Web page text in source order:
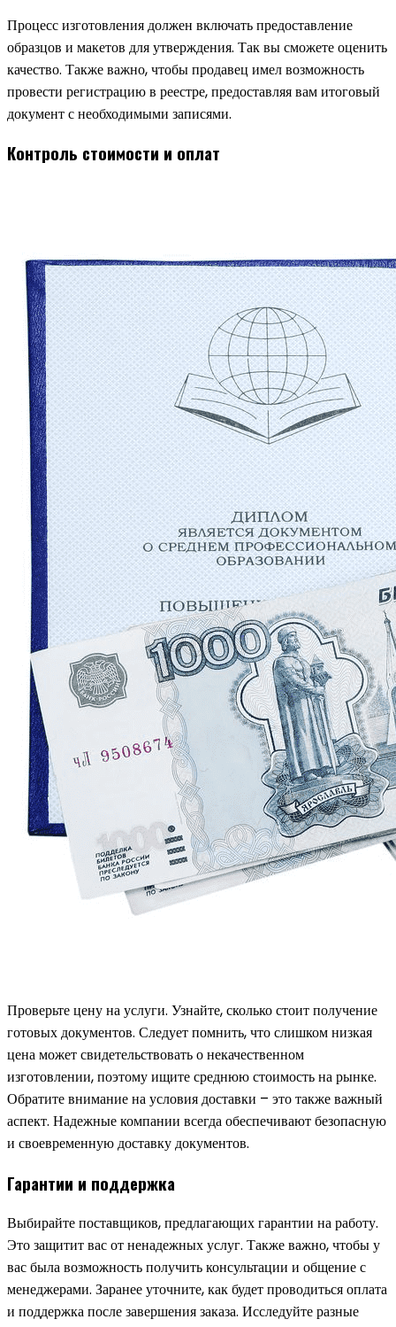
Процесс изготовления должен включать предоставление
образцов и макетов для утверждения. Так вы сможете оценить
качество. Также важно, чтобы продавец имел возможность
провести регистрацию в реестре, предоставляя вам итоговый
документ с необходимыми записями.
Контроль стоимости и оплат
Проверьте цену на услуги. Узнайте, сколько стоит получение
готовых документов. Следует помнить, что слишком низкая
цена может свидетельствовать о некачественном
изготовлении, поэтому ищите среднюю стоимость на рынке.
Обратите внимание на условия доставки – это также важный
аспект. Надежные компании всегда обеспечивают безопасную
и своевременную доставку документов.
Гарантии и поддержка
Выбирайте поставщиков, предлагающих гарантии на работу.
Это защитит вас от ненадежных услуг. Также важно, чтобы у
вас была возможность получить консультации и общение с
менеджерами. Заранее уточните, как будет проводиться оплата
и поддержка после завершения заказа. Исследуйте разные